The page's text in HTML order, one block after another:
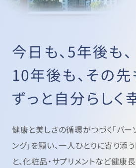
今日も、5年後も、
10年後も、その先
ずっと自分らしく
健康と美しさの循環がつづく「パー
ング」を願い、一人ひとりに寄り添
と、化粧品・サプリメントなど健康